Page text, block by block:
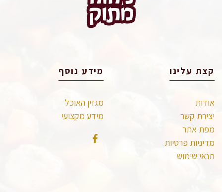
קצת עלינו
אודות
יצירת קשר
מפת אתר
מדיניות פרטיות
תנאי שימוש
מידע נוסף
מגזין האוכל
מידע מקצועי